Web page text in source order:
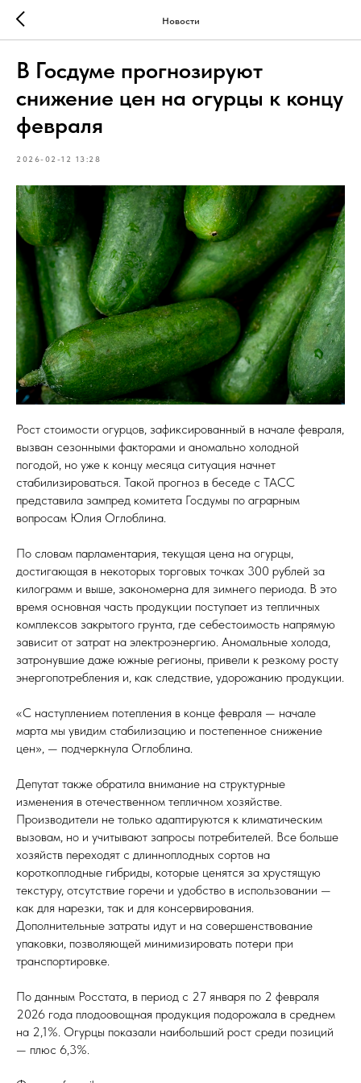
Новости
В Госдуме прогнозируют
снижение цен на огурцы к концу
февраля
2026-02-12 13:28
Рост стоимости огурцов, зафиксированный в начале февраля,
вызван сезонными факторами и аномально холодной
погодой, но уже к концу месяца ситуация начнет
стабилизироваться. Такой прогноз в беседе с ТАСС
представила зампред комитета Госдумы по аграрным
вопросам Юлия Оглоблина.
По словам парламентария, текущая цена на огурцы,
достигающая в некоторых торговых точках 300 рублей за
килограмм и выше, закономерна для зимнего периода. В это
время основная часть продукции поступает из тепличных
комплексов закрытого грунта, где себестоимость напрямую
зависит от затрат на электроэнергию. Аномальные холода,
затронувшие даже южные регионы, привели к резкому росту
энергопотребления и, как следствие, удорожанию продукции.
«С наступлением потепления в конце февраля — начале
марта мы увидим стабилизацию и постепенное снижение
цен», — подчеркнула Оглоблина.
Депутат также обратила внимание на структурные
изменения в отечественном тепличном хозяйстве.
Производители не только адаптируются к климатическим
вызовам, но и учитывают запросы потребителей. Все больше
хозяйств переходят с длинноплодных сортов на
короткоплодные гибриды, которые ценятся за хрустящую
текстуру, отсутствие горечи и удобство в использовании —
как для нарезки, так и для консервирования.
Дополнительные затраты идут и на совершенствование
упаковки, позволяющей минимизировать потери при
транспортировке.
По данным Росстата, в период с 27 января по 2 февраля
2026 года плодоовощная продукция подорожала в среднем
на 2,1%. Огурцы показали наибольший рост среди позиций
— плюс 6,3%.